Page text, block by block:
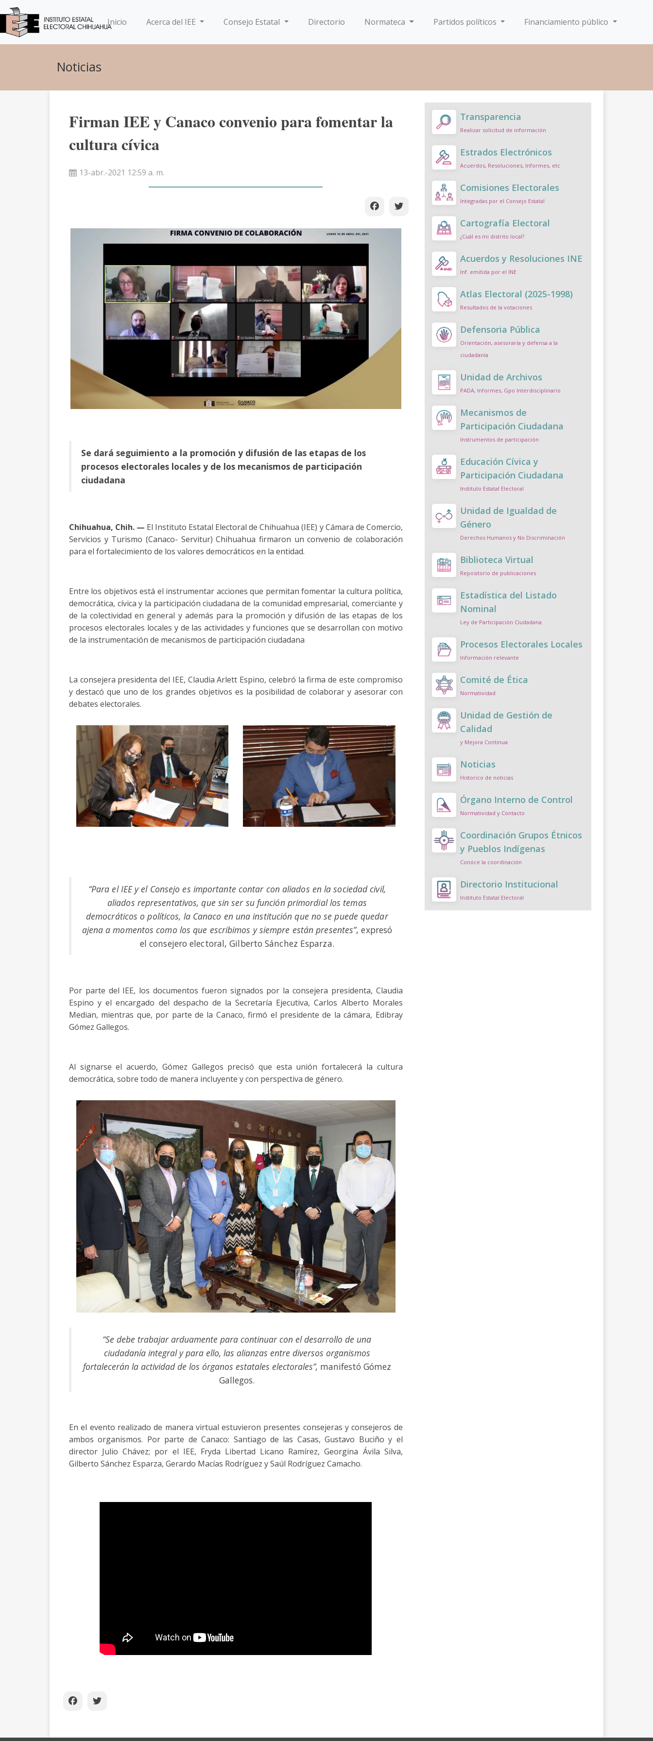
Inicio(current)Acerca del IEE Consejo Estatal Directorio Normateca Partidos políticos Financiamiento público
Noticias
Firman IEE y Canaco convenio para fomentar la
cultura cívica
13-abr.-2021 12:59 a. m.
Se dará seguimiento a la promoción y difusión de las etapas de los
procesos electorales locales y de los mecanismos de participación
ciudadana
Chihuahua, Chih. — El Instituto Estatal Electoral de Chihuahua (IEE) y Cámara de Comercio,
Servicios y Turismo (Canaco- Servitur) Chihuahua firmaron un convenio de colaboración
para el fortalecimiento de los valores democráticos en la entidad.
Entre los objetivos está el instrumentar acciones que permitan fomentar la cultura política,
democrática, cívica y la participación ciudadana de la comunidad empresarial, comerciante y
de la colectividad en general y además para la promoción y difusión de las etapas de los
procesos electorales locales y de las actividades y funciones que se desarrollan con motivo
de la instrumentación de mecanismos de participación ciudadana
La consejera presidenta del IEE, Claudia Arlett Espino, celebró la firma de este compromiso
y destacó que uno de los grandes objetivos es la posibilidad de colaborar y asesorar con
debates electorales.
“Para el IEE y el Consejo es importante contar con aliados en la sociedad civil,
aliados representativos, que sin ser su función primordial los temas
democráticos o políticos, la Canaco en una institución que no se puede quedar
ajena a momentos como los que escribimos y siempre están presentes”, expresó
el consejero electoral, Gilberto Sánchez Esparza.
Por parte del IEE, los documentos fueron signados por la consejera presidenta, Claudia
Espino y el encargado del despacho de la Secretaría Ejecutiva, Carlos Alberto Morales
Median, mientras que, por parte de la Canaco, firmó el presidente de la cámara, Edibray
Gómez Gallegos.
Al signarse el acuerdo, Gómez Gallegos precisó que esta unión fortalecerá la cultura
democrática, sobre todo de manera incluyente y con perspectiva de género.
“Se debe trabajar arduamente para continuar con el desarrollo de una
ciudadanía integral y para ello, las alianzas entre diversos organismos
fortalecerán la actividad de los órganos estatales electorales”, manifestó Gómez
Gallegos.
En el evento realizado de manera virtual estuvieron presentes consejeras y consejeros de
ambos organismos. Por parte de Canaco: Santiago de las Casas, Gustavo Buciño y el
director Julio Chávez; por el IEE, Fryda Libertad Licano Ramírez, Georgina Ávila Silva,
Gilberto Sánchez Esparza, Gerardo Macías Rodríguez y Saúl Rodríguez Camacho.
Transparencia
Realizar solicitud de información
Estrados Electrónicos
Acuerdos, Resoluciones, Informes, etc
Comisiones Electorales
Integradas por el Consejo Estatal
Cartografía Electoral
¿Cuál es mi distrito local?
Acuerdos y Resoluciones INE
Inf. emitida por el INE
Atlas Electoral (2025-1998)
Resultados de la votaciones
Defensoria Pública
Orientación, asesoraría y defensa a la
ciudadanía
Unidad de Archivos
PADA, Informes, Gpo Interdisciplinario
Mecanismos de
Participación Ciudadana
Instrumentos de participación
Educación Cívica y
Participación Ciudadana
Instituto Estatal Electoral
Unidad de Igualdad de
Género
Derechos Humanos y No Discriminación
Biblioteca Virtual
Repositorio de publicaciones
Estadística del Listado
Nominal
Ley de Participación Ciudadana
Procesos Electorales Locales
Información relevante
Comité de Ética
Normatividad
Unidad de Gestión de
Calidad
y Mejora Continua
Noticias
Historico de noticias
Órgano Interno de Control
Normatividad y Contacto
Coordinación Grupos Étnicos
y Pueblos Indígenas
Conóce la coordinación
Directorio Institucional
Instituto Estatal Electoral